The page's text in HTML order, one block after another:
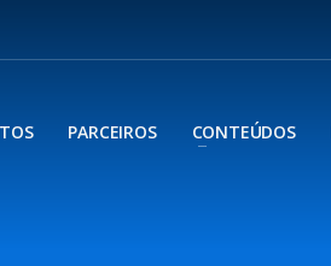
PARCEIROS CONTEÚDOS